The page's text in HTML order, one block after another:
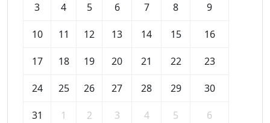
3 4 5 6 7 8 9
10 11 12 13 14 15 16
17 18 19 20 21 22 23
24 25 26 27 28 29 30
31 1 2 3 4 5 6